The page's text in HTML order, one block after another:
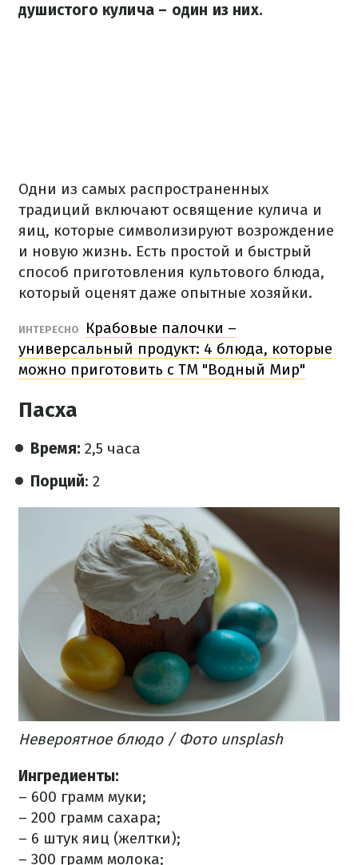
душистого кулича – один из них.
Одни из самых распространенных
традиций включают освящение кулича и
яиц, которые символизируют возрождение
и новую жизнь. Есть простой и быстрый
способ приготовления культового блюда,
который оценят даже опытные хозяйки.
ИНТЕРЕСНО
Крабовые палочки –
универсальный продукт: 4 блюда, которые
можно приготовить с ТМ "Водный Мир"
Пасха
Время: 2,5 часа
Порций: 2
Невероятное блюдо / Фото unsplash
Ингредиенты:
– 600 грамм муки;
– 200 грамм сахара;
– 6 штук яиц (желтки);
– 300 грамм молока;